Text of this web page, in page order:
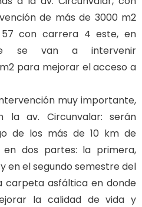
de más de 3000 m2
con carrera 4 este, en
se van a intervenir
para mejorar el acceso a
muy importante,
la av. Circunvalar: serán
de los más de 10 km de
dos partes: la primera,
en el segundo semestre del
carpeta asfáltica en donde
la calidad de vida y